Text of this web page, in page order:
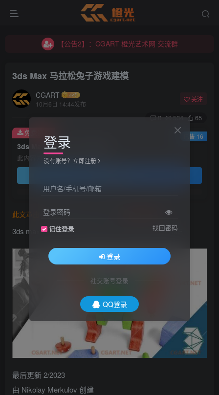
【公告2】：CGART 橙光艺术网 交流群
【公告2】：CGART 橙光艺术网 交流群
3ds Max 马拉松兔子游戏建模
CGART
10月6日 14:44发布
关注
0 534 65
3ds Max 马拉松兔子游戏建模
此内容为免费资源，请登录后查看
免费资源 已售 16
此文章由 橙光艺术网(www.cgart.net)
3ds max marathon MODELING THE RABBIT GAME
最后更新 2/2023
由 Nikolay Merkulov 创建
登录
没有账号？立即注册
用户名/手机号/邮箱
登录密码
记住登录 找回密码
登录
社交账号登录
QQ登录